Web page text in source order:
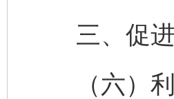
三、促进
（六）利